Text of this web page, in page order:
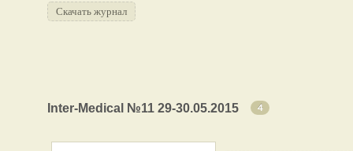
Скачать журнал
Inter-Medical №11 29-30.05.2015 4